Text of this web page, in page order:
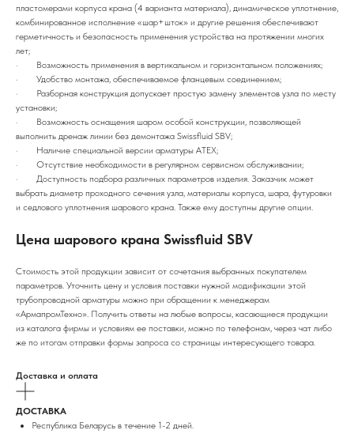
пластомерами корпуса крана (4 варианта материала), динамическое уплотнение,
комбинированное исполнение «шар+шток» и другие решения обеспечивают
герметичность и безопасность применения устройства на протяжении многих
лет;
· Возможность применения в вертикальном и горизонтальном положениях;
· Удобство монтажа, обеспечиваемое фланцевым соединением;
· Разборная конструкция допускает простую замену элементов узла по месту
установки;
· Возможность оснащения шаром особой конструкции, позволяющей
выполнить дренаж линии без демонтажа Swissfluid SBV;
· Наличие специальной версии арматуры ATEX;
· Отсутствие необходимости в регулярном сервисном обслуживании;
· Доступность подбора различных параметров изделия. Заказчик может
выбрать диаметр проходного сечения узла, материалы корпуса, шара, футуровки
и седлового уплотнения шарового крана. Также ему доступны другие опции.
Цена шарового крана Swissfluid SBV
Стоимость этой продукции зависит от сочетания выбранных покупателем
параметров. Уточнить цену и условия поставки нужной модификации этой
трубопроводной арматуры можно при обращении к менеджерам
«АрмапромТехно». Получить ответы на любые вопросы, касающиеся продукции
из каталога фирмы и условиям ее поставки, можно по телефонам, через чат либо
же по итогам отправки формы запроса со страницы интересующего товара.
Доставка и оплата
ДОСТАВКА
Республика Беларусь в течение 1-2 дней.